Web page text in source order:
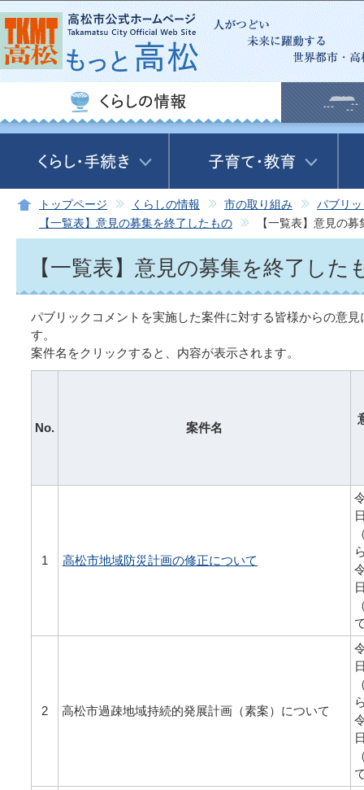
この
トップページ くらしの情報 市の取り組み
パブリ
【一覧表】意見の募集を終了したもの
【一覧表】意見の
【一覧表】意見の募集を終了した
パブリックコメントを実施した案件に対する皆様からの意
す。
案件名をクリックすると、内容が表示されます。
No. 案件名
1 高松市地域防災計画の修正について
2 高松市過疎地域持続的発展計画（素案）について